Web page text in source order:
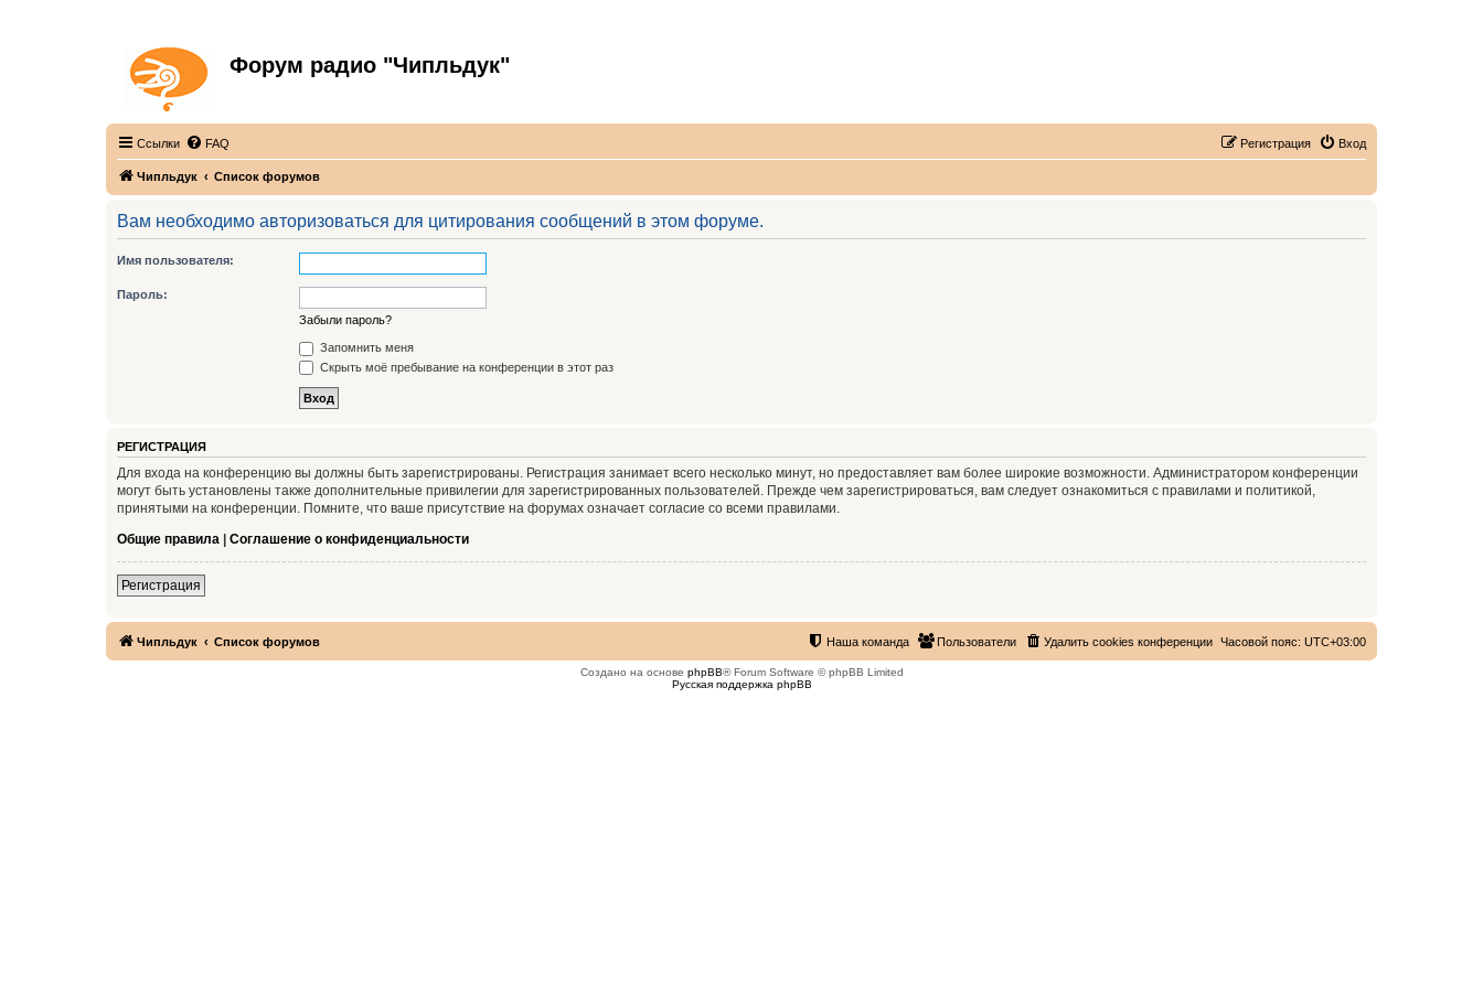
Форум радио "Чипльдук"
Ссылки FAQ Вход
Регистрация
Чипльдук Список форумов
Вам необходимо авторизоваться для цитирования сообщений в этом форуме.
Имя пользователя:
Пароль:
Забыли пароль?
Запомнить меня
Скрыть моё пребывание на конференции в этот раз
РЕГИСТРАЦИЯ
Для входа на конференцию вы должны быть зарегистрированы. Регистрация занимает всего несколько минут, но предоставляет вам более широкие возможности. Администратором конференции
могут быть установлены также дополнительные привилегии для зарегистрированных пользователей. Прежде чем зарегистрироваться, вам следует ознакомиться с правилами и политикой,
принятыми на конференции. Помните, что ваше присутствие на форумах означает согласие со всеми правилами.
Общие правила | Соглашение о конфиденциальности
Регистрация
Чипльдук Список форумов Часовой пояс: UTC+03:00
Удалить cookies конференции
Пользователи
Наша команда
Создано на основе phpBB® Forum Software © phpBB Limited
Русская поддержка phpBB